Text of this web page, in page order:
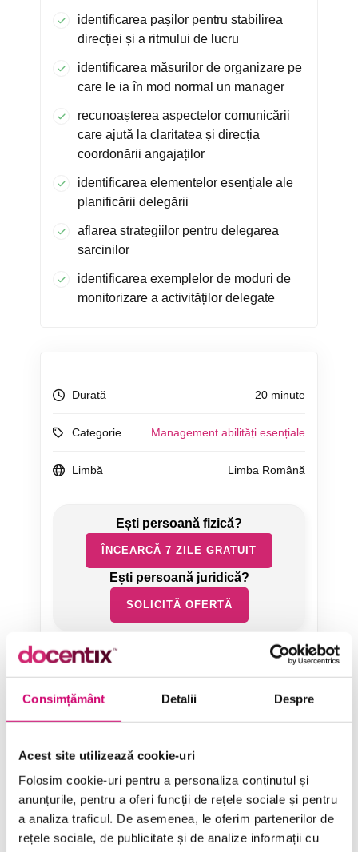
Consimțământ Detalii Despre
Acest site utilizează cookie-uri
Folosim cookie-uri pentru a personaliza conținutul și
anunțurile, pentru a oferi funcții de rețele sociale și pentru
a analiza traficul. De asemenea, le oferim partenerilor de
rețele sociale, de publicitate și de analize informații cu
identificarea pașilor pentru stabilirea
direcției și a ritmului de lucru
identificarea măsurilor de organizare pe
care le ia în mod normal un manager
recunoașterea aspectelor comunicării
care ajută la claritatea și direcția
coordonării angajaților
identificarea elementelor esențiale ale
planificării delegării
aflarea strategiilor pentru delegarea
sarcinilor
identificarea exemplelor de moduri de
monitorizare a activităților delegate
Durată 20 minute
Categorie Management abilități esențiale
Limbă Limba Română
ÎNCEARCĂ 7 ZILE GRATUIT
SOLICITĂ OFERTĂ
Categorii de Cursuri
Comunicare
Dezvoltare personală și profesională